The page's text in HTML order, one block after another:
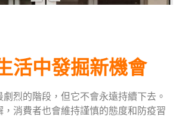
活中發掘新機會
烈的階段，但它不會永遠持續下去。
，消費者也會維持謹慎的態度和防疫習